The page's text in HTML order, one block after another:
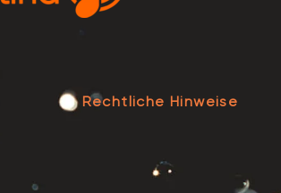
Rechtliche Hinweise